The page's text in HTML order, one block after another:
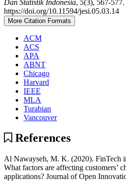
Dan Statistik Indonesia, 5(3), 567-577.
https://doi.org/10.11594/jesi.05.03.14
More Citation Formats
ACM
ACS
APA
ABNT
Chicago
Harvard
IEEE
MLA
Turabian
Vancouver
References
Al Nawayseh, M. K. (2020). FinTech
What factors are affecting customers’
applications? Journal of Open